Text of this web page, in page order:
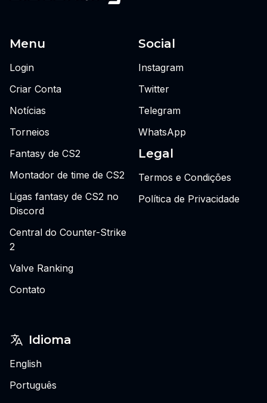
Menu
Login
Criar Conta
Notícias
Torneios
Fantasy de CS2
Montador de time de CS2
Ligas fantasy de CS2 no
Discord
Central do Counter-Strike
2
Valve Ranking
Contato
Social
Instagram
Twitter
Telegram
WhatsApp
Legal
Termos e Condições
Política de Privacidade
Idioma
English
Português